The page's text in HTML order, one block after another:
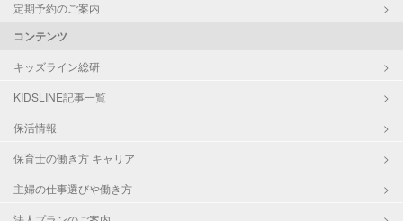
定期予約のご案内
コンテンツ
キッズライン総研
KIDSLINE記事一覧
保活情報
保育士の働き方 キャリア
主婦の仕事選びや働き方